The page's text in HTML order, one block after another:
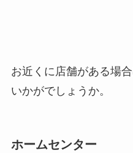
お近くに店舗がある場
いかがでしょうか。
ホームセンター